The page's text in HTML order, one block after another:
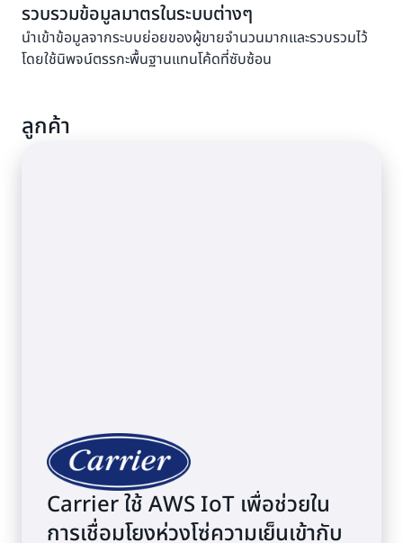
รวบรวมข้อมูลมาตรในระบบต่างๆ
นำเข้าข้อมูลจากระบบย่อยของผู้ขายจำนวนมากและรวบรวมไว้
โดยใช้นิพจน์ตรรกะพื้นฐานแทนโค้ดที่ซับซ้อน
ลูกค้า
Carrier ใช้ AWS IoT เพื่อช่วยใน
การเชื่อมโยงห่วงโซ่ความเย็นเข้ากับ